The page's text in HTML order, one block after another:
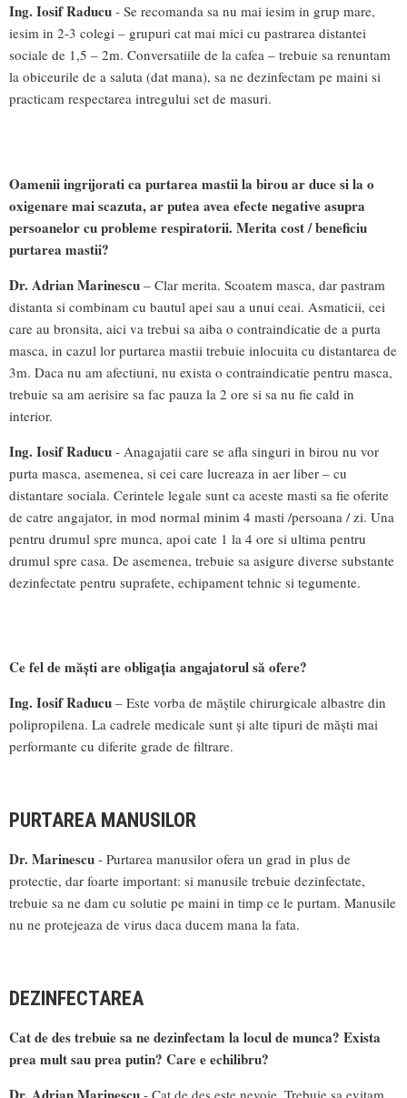
Ing. Iosif Raducu - Se recomanda sa nu mai iesim in grup mare,
iesim in 2-3 colegi – grupuri cat mai mici cu pastrarea distantei
sociale de 1,5 – 2m. Conversatiile de la cafea – trebuie sa renuntam
la obiceurile de a saluta (dat mana), sa ne dezinfectam pe maini si
practicam respectarea intregului set de masuri.
Oamenii ingrijorati ca purtarea mastii la birou ar duce si la o
oxigenare mai scazuta, ar putea avea efecte negative asupra
persoanelor cu probleme respiratorii. Merita cost / beneficiu
purtarea mastii?
Dr. Adrian Marinescu – Clar merita. Scoatem masca, dar pastram
distanta si combinam cu bautul apei sau a unui ceai. Asmaticii, cei
care au bronsita, aici va trebui sa aiba o contraindicatie de a purta
masca, in cazul lor purtarea mastii trebuie inlocuita cu distantarea de
3m. Daca nu am afectiuni, nu exista o contraindicatie pentru masca,
trebuie sa am aerisire sa fac pauza la 2 ore si sa nu fie cald in
interior.
Ing. Iosif Raducu - Anagajatii care se afla singuri in birou nu vor
purta masca, asemenea, si cei care lucreaza in aer liber – cu
distantare sociala. Cerintele legale sunt ca aceste masti sa fie oferite
de catre angajator, in mod normal minim 4 masti /persoana / zi. Una
pentru drumul spre munca, apoi cate 1 la 4 ore si ultima pentru
drumul spre casa. De asemenea, trebuie sa asigure diverse substante
dezinfectate pentru suprafete, echipament tehnic si tegumente.
Ce fel de măști are obligația angajatorul să ofere?
Ing. Iosif Raducu – Este vorba de măștile chirurgicale albastre din
polipropilena. La cadrele medicale sunt și alte tipuri de măști mai
performante cu diferite grade de filtrare.
PURTAREA MANUSILOR
Dr. Marinescu - Purtarea manusilor ofera un grad in plus de
protectie, dar foarte important: si manusile trebuie dezinfectate,
trebuie sa ne dam cu solutie pe maini in timp ce le purtam. Manusile
nu ne protejeaza de virus daca ducem mana la fata.
DEZINFECTAREA
Cat de des trebuie sa ne dezinfectam la locul de munca? Exista
prea mult sau prea putin? Care e echilibru?